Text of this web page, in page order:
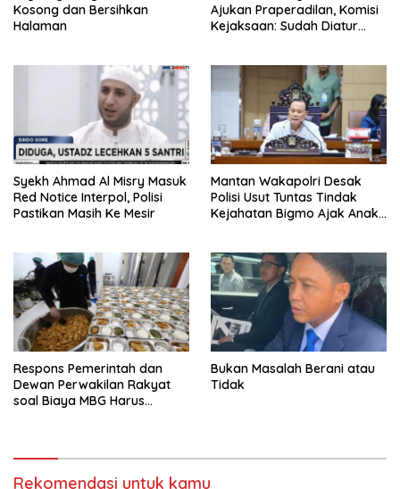
Kosong dan Bersihkan
Halaman
Ajukan Praperadilan, Komisi
Kejaksaan: Sudah Diatur
Syekh Ahmad Al Misry Masuk
Red Notice Interpol, Polisi
Pastikan Masih Ke Mesir
Mantan Wakapolri Desak
Polisi Usut Tuntas Tindak
Kejahatan Bigmo Ajak Anak
Respons Pemerintah dan
Dewan Perwakilan Rakyat
soal Biaya MBG Harus
Bukan Masalah Berani atau
Tidak
Rekomendasi untuk kamu